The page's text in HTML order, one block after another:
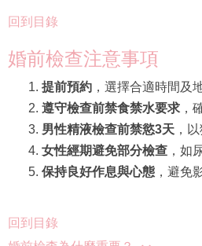
回到目錄
婚前檢查注意事項
提前預約 ，選擇合適時間及
遵守檢查前禁食禁水要求 ，
男性精液檢查前禁慾3天 ，
女性經期避免部分檢查 ，如
保持良好作息與心態 ，避免
回到目錄